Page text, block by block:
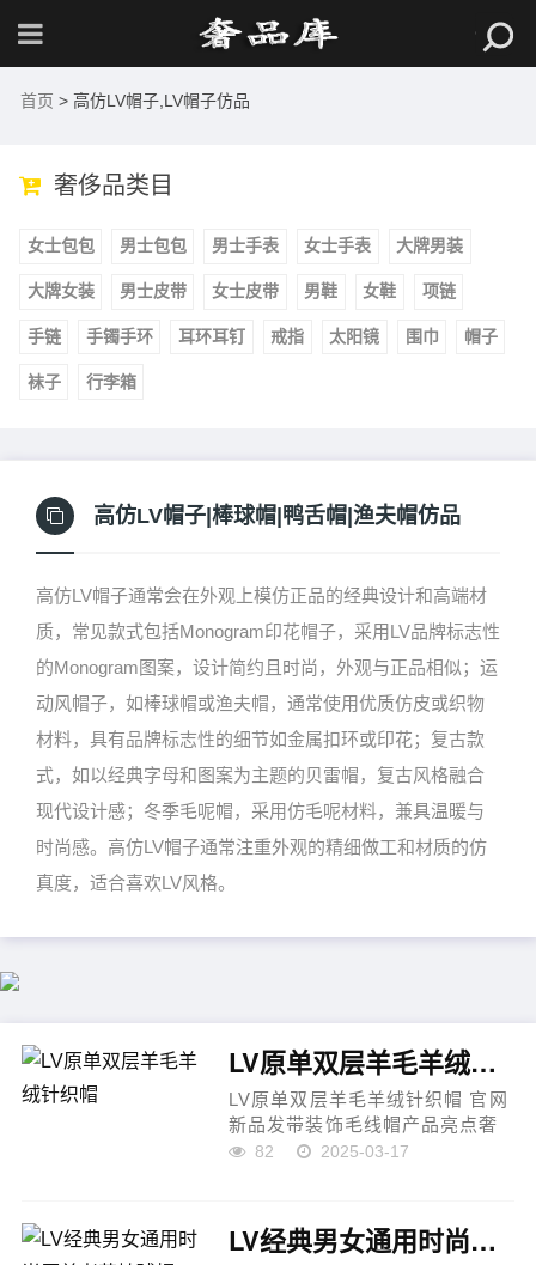
首页 > 高仿LV帽子,LV帽子仿品
奢侈品类目
女士包包 男士包包 男士手表 女士手表 大牌男装
大牌女装 男士皮带 女士皮带 男鞋 女鞋 项链
手链 手镯手环 耳环耳钉 戒指 太阳镜 围巾 帽子
袜子 行李箱
高仿LV帽子|棒球帽|鸭舌帽|渔夫帽仿品
高仿LV帽子通常会在外观上模仿正品的经典设计和高端材
质，常见款式包括Monogram印花帽子，采用LV品牌标志性
的Monogram图案，设计简约且时尚，外观与正品相似；运
动风帽子，如棒球帽或渔夫帽，通常使用优质仿皮或织物
材料，具有品牌标志性的细节如金属扣环或印花；复古款
式，如以经典字母和图案为主题的贝雷帽，复古风格融合
现代设计感；冬季毛呢帽，采用仿毛呢材料，兼具温暖与
时尚感。高仿LV帽子通常注重外观的精细做工和材质的仿
真度，适合喜欢LV风格。
LV原单双层羊毛羊绒针织帽
LV原单双层羊毛羊绒针织帽 官网
新品发带装饰毛线帽产品亮点奢
华设计：LV针织帽，采用羊毛羊
大气的品味。精致装饰：帽子设
计...
82 2025-03-17
LV经典男女通用时尚原单老花棒球帽